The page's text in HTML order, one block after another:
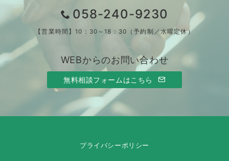
058-240-9230
【営業時間】10：30～18：30（予約制／水曜定休）
WEBからのお問い合わせ
無料相談フォームはこちら
プライバシーポリシー